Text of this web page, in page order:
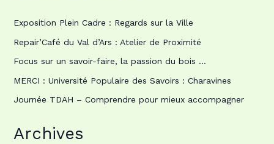
Exposition Plein Cadre : Regards sur la Ville
Repair’Café du Val d’Ars : Atelier de Proximité
Focus sur un savoir-faire, la passion du bois …
MERCI : Université Populaire des Savoirs : Charavines
Journée TDAH – Comprendre pour mieux accompagner
Archives